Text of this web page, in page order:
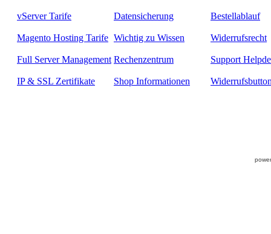
vServer Tarife Datensicherung Bestellablauf
Magento Hosting Tarife Wichtig zu Wissen Widerrufsrecht
Full Server Management Rechenzentrum Support
IP & SSL Zertifikate Shop Informationen